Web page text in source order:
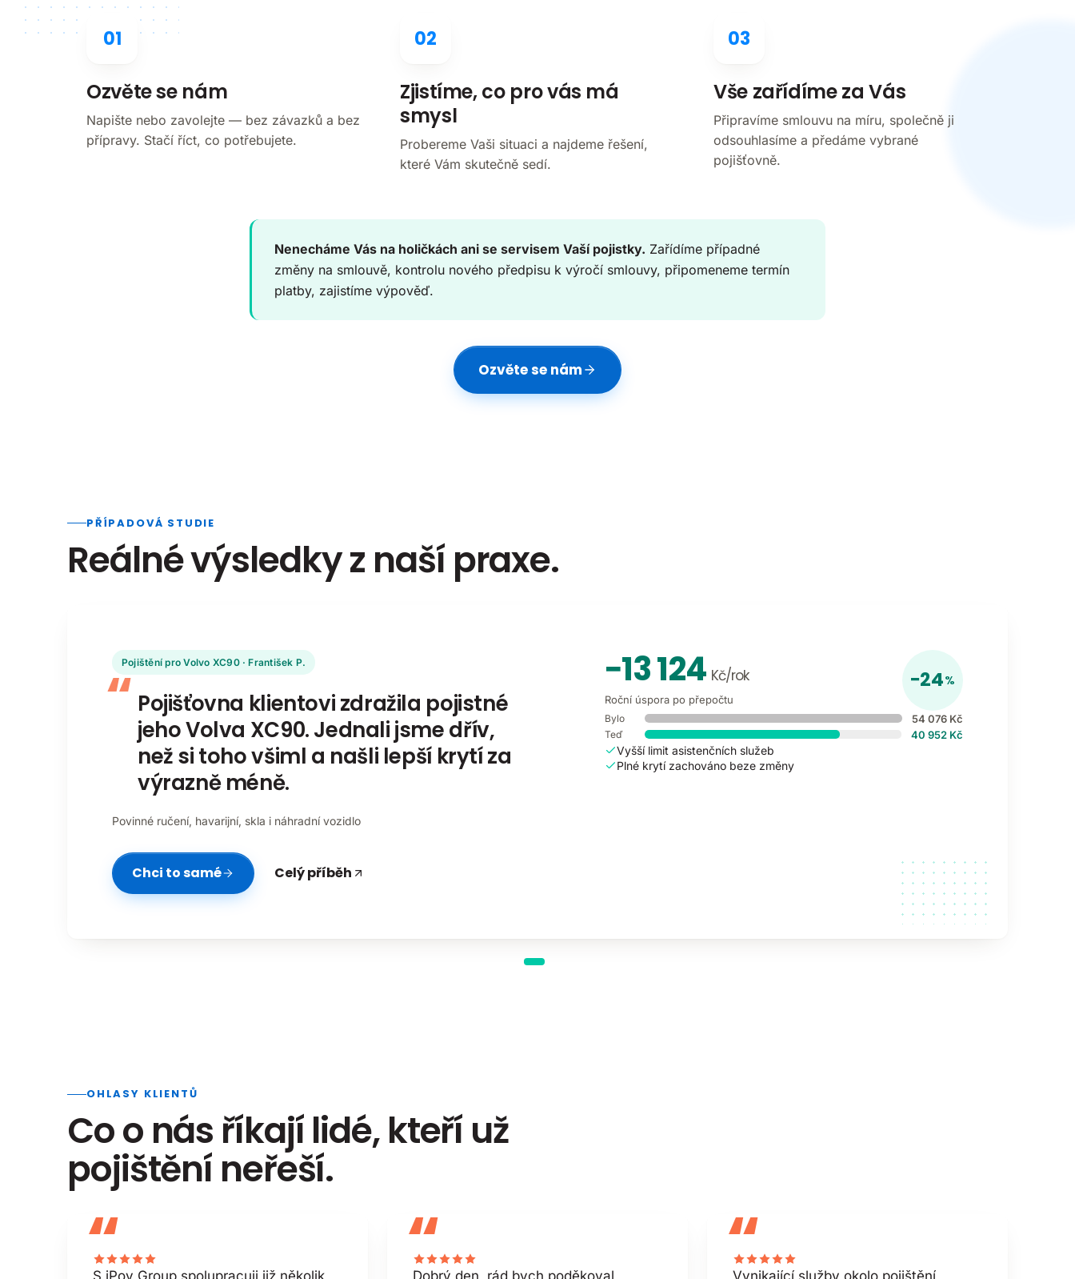
01
Ozvěte se nám
Napište nebo zavolejte — bez závazků a bez
přípravy. Stačí říct, co potřebujete.
02
Zjistíme, co pro vás má
smysl
Probereme Vaši situaci a najdeme řešení,
které Vám skutečně sedí.
03
Vše zařídíme za Vás
Připravíme smlouvu na míru, společně ji
odsouhlasíme a předáme vybrané
pojišťovně.
Nenecháme Vás na holičkách ani se servisem Vaší pojistky. Zařídíme případné
změny na smlouvě, kontrolu nového předpisu k výročí smlouvy, připomeneme termín
platby, zajistíme výpověď.
Ozvěte se nám
PŘÍPADOVÁ STUDIE
Reálné výsledky z naší praxe.
Pojištění pro Volvo XC90 · František P.
Pojišťovna klientovi zdražila pojistné
jeho Volva XC90. Jednali jsme dřív,
než si toho všiml a našli lepší krytí za
výrazně méně.
Povinné ručení, havarijní, skla i náhradní vozidlo
Chci to samé Celý příběh
−13 124 Kč/rok
Roční úspora po přepočtu
−24%
Bylo 54 076 Kč
Teď 40 952 Kč
Vyšší limit asistenčních služeb
Plné krytí zachováno beze změny
OHLASY KLIENTŮ
Co o nás říkají lidé, kteří už
pojištění neřeší.
“
S iPov Group spolupracuji již několik “
Dobrý den, rád bych poděkoval “
Vynikající služby okolo pojištění